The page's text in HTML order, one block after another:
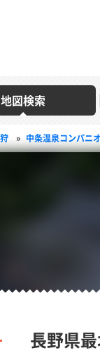
地図検索
» 中条温泉コンパニ
長野県